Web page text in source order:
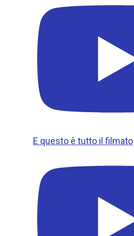
E questo è tutto il filmato